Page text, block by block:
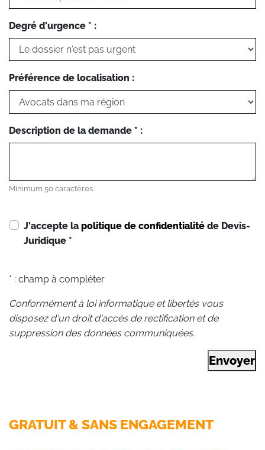
Degré d'urgence * :
Préférence de localisation :
Description de la demande * :
Minimum 50 caractères
J'accepte la politique de confidentialité de Devis-
Juridique *
* : champ à compléter
Conformément à loi informatique et libertés vous
disposez d'un droit d'accès de rectification et de
suppression des données communiquées.
Envoyer
GRATUIT & SANS ENGAGEMENT